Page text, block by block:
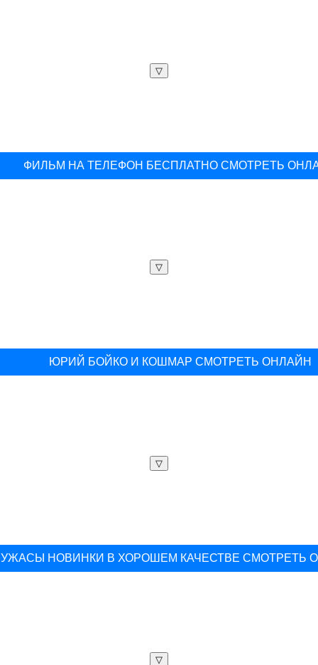
▽
ФИЛЬМ НА ТЕЛЕФОН БЕСПЛАТНО СМОТРЕТЬ
▽
ЮРИЙ БОЙКО И КОШМАР СМОТРЕТЬ ОНЛАЙН
▽
УЖАСЫ НОВИНКИ В ХОРОШЕМ КАЧЕСТВЕ СМОТРЕТЬ
▽